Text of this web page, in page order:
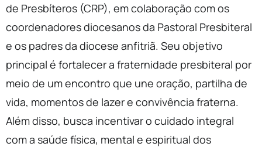
de Presbíteros (CRP), em colaboração com os
coordenadores diocesanos da Pastoral Presbiteral
e os padres da diocese anfitriã. Seu objetivo
principal é fortalecer a fraternidade presbiteral por
meio de um encontro que une oração, partilha de
vida, momentos de lazer e convivência fraterna.
Além disso, busca incentivar o cuidado integral
com a saúde física, mental e espiritual dos